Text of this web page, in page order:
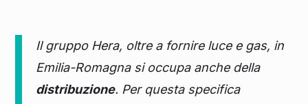
Il gruppo Hera, oltre a fornire luce e gas, in
Emilia-Romagna si occupa anche della
distribuzione. Per questa specifica